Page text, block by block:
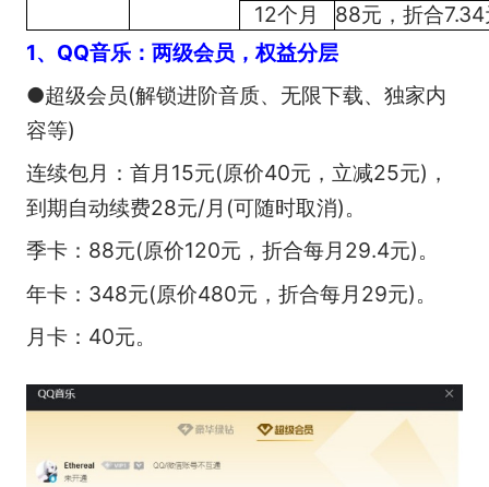
12个月
88元，折合
1、QQ音乐：两级会员，权益分层
●超级会员(解锁进阶音质、无限下载、独家内
容等)
连续包月：首月15元(原价40元，立减25元)，
到期自动续费28元/月(可随时取消)。
季卡：88元(原价120元，折合每月29.4元)。
年卡：348元(原价480元，折合每月29元)。
月卡：40元。